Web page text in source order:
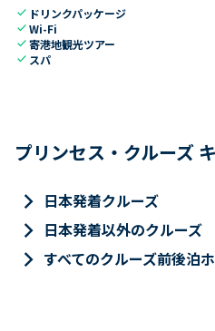
check ドリンクパッケージ
checkWi-Fi
check寄港地観光ツアー
check スパ
プリンセス・クルーズ
keyboard_arrow_right 日本発着クルーズ
keyboard_arrow_right 日本発着以外のクルーズ
keyboard_arrow_right すべてのクルーズ前後泊